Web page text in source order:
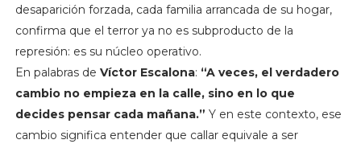
desaparición forzada, cada familia arrancada de su hogar,
confirma que el terror ya no es subproducto de la
represión: es su núcleo operativo.
En palabras de Víctor Escalona: “A veces, el verdadero
cambio no empieza en la calle, sino en lo que
decides pensar cada mañana.” Y en este contexto, ese
cambio significa entender que callar equivale a ser